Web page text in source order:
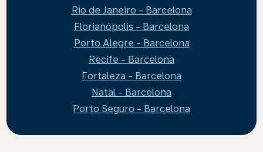
Rio de Janeiro - Barcelona
Florianópolis - Barcelona
Porto Alegre - Barcelona
Recife - Barcelona
Fortaleza - Barcelona
Natal - Barcelona
Porto Seguro - Barcelona